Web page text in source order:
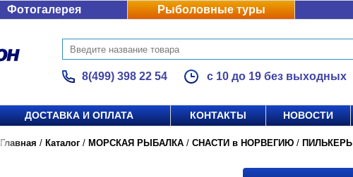
Фотогалерея Рыболовные туры
8(499) 398 22 54 с 10 до 19 без выходных
ДОСТАВКА И ОПЛАТА КОНТАКТЫ НОВОСТИ
Главная / Каталог / МОРСКАЯ РЫБАЛКА / СНАСТИ в НОРВЕГИЮ / ПИЛЬКЕРЫ